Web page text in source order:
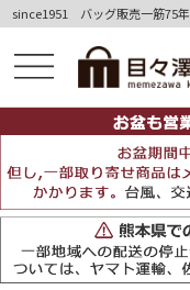
since1951 バッグ販売一筋75年